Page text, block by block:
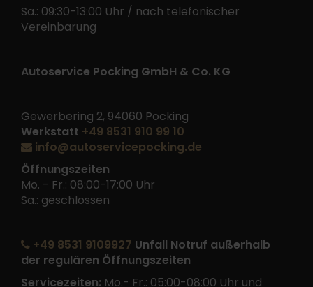
Sa.: 09:30-13:00 Uhr / nach telefonischer
Vereinbarung
Autoservice Pocking GmbH & Co. KG
Gewerbering 2, 94060 Pocking
Werkstatt +49 8531 910 99 10
info@autoservicepocking.de
Öffnungszeiten
Mo. - Fr.: 08:00-17:00 Uhr
Sa.: geschlossen
+49 8531 9109927 Unfall Notruf außerhalb
der regulären Öffnungszeiten
Servicezeiten: Mo.- Fr.: 05:00-08:00 Uhr und